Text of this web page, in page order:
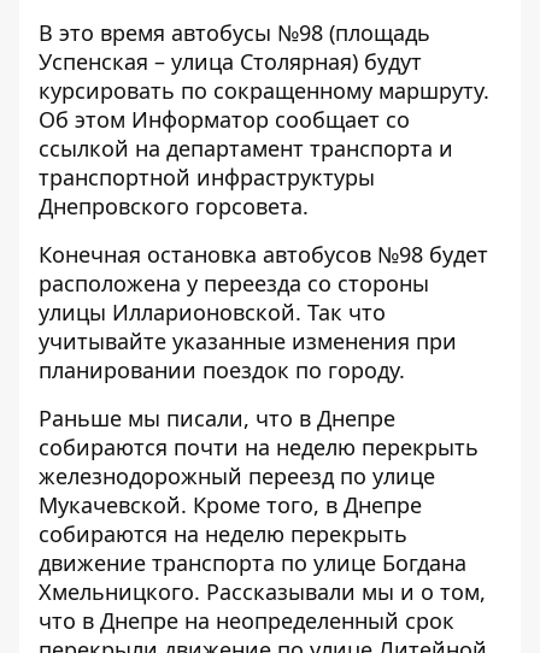
В это время автобусы №98 (площадь
Успенская – улица Столярная) будут
курсировать по сокращенному маршруту.
Об этом Информатор сообщает со
ссылкой на департамент транспорта и
транспортной инфраструктуры
Днепровского горсовета.
Конечная остановка автобусов №98 будет
расположена у переезда со стороны
улицы Илларионовской. Так что
учитывайте указанные изменения при
планировании поездок по городу.
Раньше мы писали, что в Днепре
собираются почти на неделю перекрыть
железнодорожный переезд по улице
Мукачевской. Кроме того, в Днепре
собираются на неделю перекрыть
движение транспорта по улице Богдана
Хмельницкого. Рассказывали мы и о том,
что в Днепре на неопределенный срок